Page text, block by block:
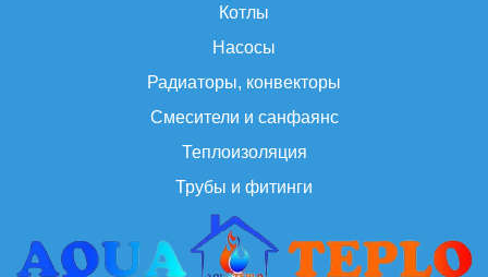
Котлы
Насосы
Радиаторы, конвекторы
Смесители и санфаянс
Теплоизоляция
Трубы и фитинги